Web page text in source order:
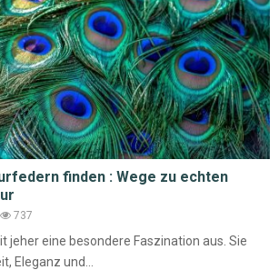
finden : Wege zu echten
737
jeher eine besondere Faszination aus. Sie
Eleganz und...